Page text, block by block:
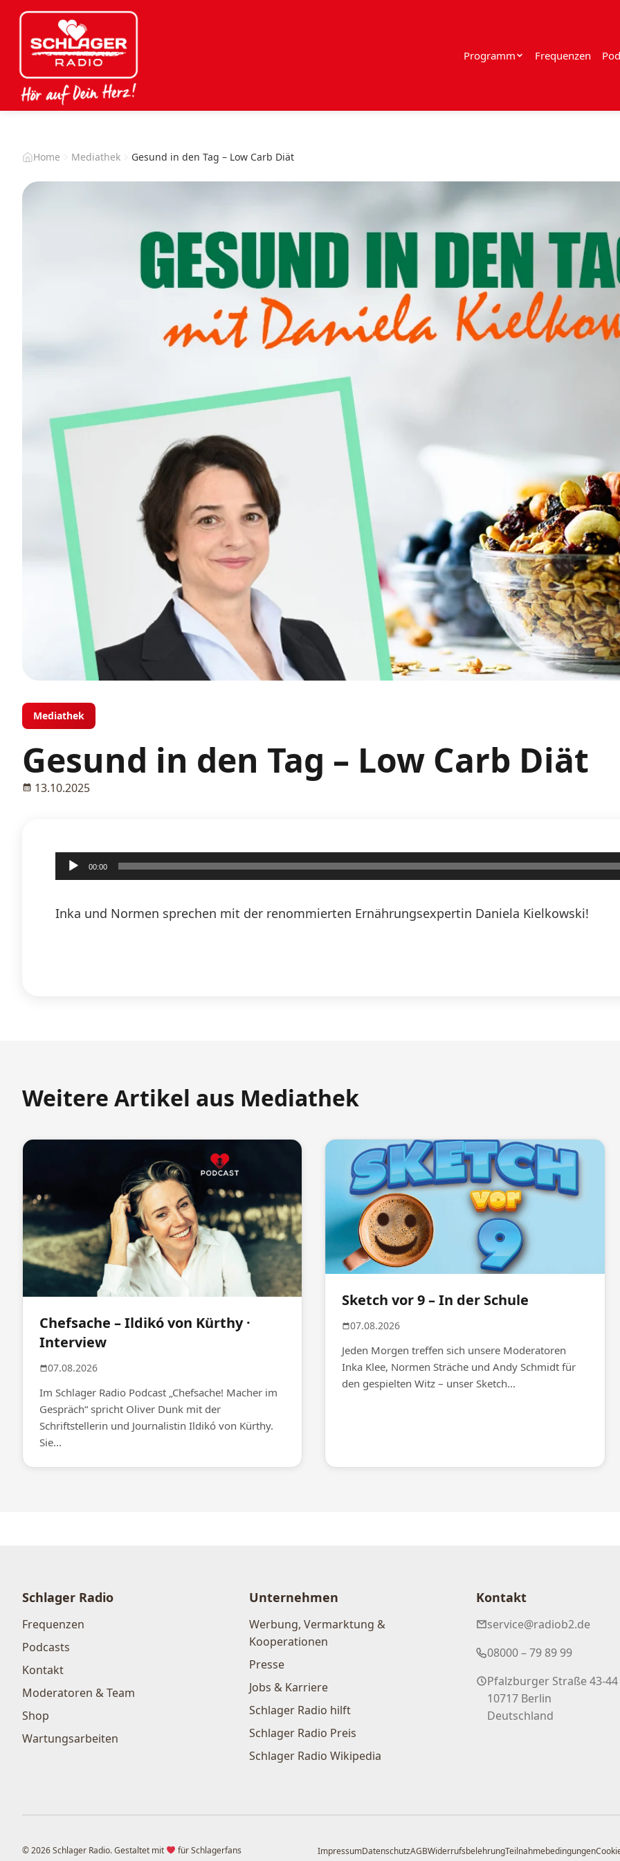
Programm Frequenzen
Home Mediathek Gesund in den Tag – Low Carb Diät
Mediathek
Gesund in den Tag – Low Carb Diät
13.10.2025
Audio-
Player
00:00
Inka und Normen sprechen mit der renommierten Ernährungsexpertin Daniela Kielkowski!
Weitere Artikel aus Mediathek
Chefsache – Ildikó von Kürthy ·
Interview
07.08.2026
Im Schlager Radio Podcast „Chefsache! Macher im
Gespräch“ spricht Oliver Dunk mit der
Schriftstellerin und Journalistin Ildikó von Kürthy.
Sie...
Sketch vor 9 – In der Schule
07.08.2026
Jeden Morgen treffen sich unsere Moderatoren
Inka Klee, Normen Sträche und Andy Schmidt für
den gespielten Witz – unser Sketch...
Schlager Radio
Frequenzen
Podcasts
Kontakt
Moderatoren & Team
Shop
Wartungsarbeiten
Unternehmen
Werbung, Vermarktung &
Kooperationen
Presse
Jobs & Karriere
Schlager Radio hilft
Schlager Radio Preis
Schlager Radio Wikipedia
Kontakt
service@radiob2.de
08000 – 79 89 99
Pfalzburger Straße 43-44
10717 Berlin
Deutschland
© 2026 Schlager Radio. Gestaltet mit für Schlagerfans ImpressumDatenschutzAGBWiderrufsbelehrungTeilnahmebedingungen